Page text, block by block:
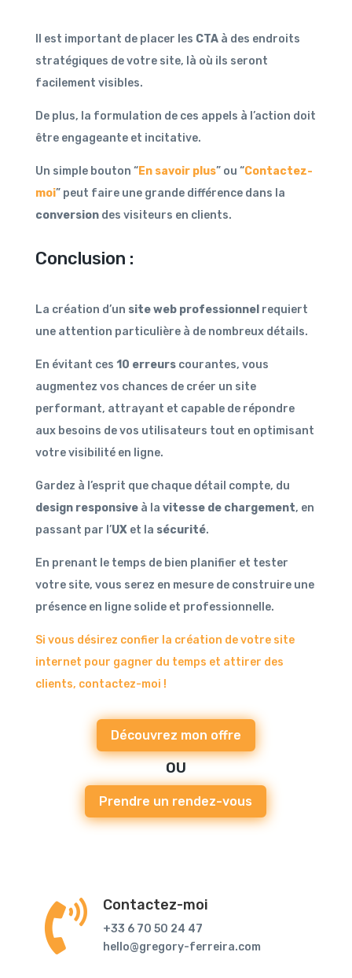
Il est important de placer les CTAà des endroits
stratégiques de votre site, là où ils seront
facilement visibles.
De plus, la formulation de ces appels à l’action doit
être engageante et incitative.
Un simple bouton “En savoir plus” ou “Contactez-
moi” peut faire une grande différence dans la
conversiondes visiteurs en clients.
Conclusion :
La création d’un site web professionnel requiert
une attention particulière à de nombreux détails.
En évitant ces 10 erreurscourantes, vous
augmentez vos chances de créer un site
performant, attrayant et capable de répondre
aux besoins de vos utilisateurs tout en optimisant
votre visibilité en ligne.
Gardez à l’esprit que chaque détail compte, du
design responsiveà la vitesse de chargement, en
passant par l’UXet la sécurité.
En prenant le temps de bien planifier et tester
votre site, vous serez en mesure de construire une
présence en ligne solide et professionnelle.
Si vous désirez confier la création de votre site
internet pour gagner du temps et attirer des
clients, contactez-moi !
Découvrez mon offre
OU
Prendre un rendez-vous
 Contactez-moi
+33 6 70 50 24 47
hello@gregory-ferreira.com